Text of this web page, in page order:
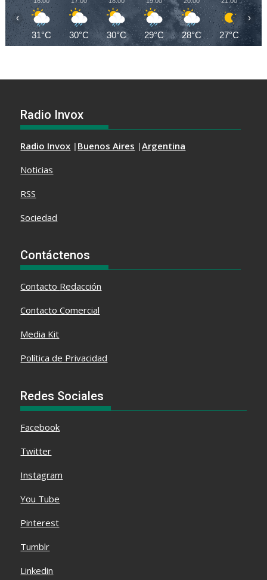
31°C 30°C 30°C 29°C 28°C 27°C
‹ ›
Radio Invox
Radio Invox | Buenos Aires |Argentina
Noticias
RSS
Sociedad
Contáctenos
Contacto Redacción
Contacto Comercial
Media Kit
Política de Privacidad
Redes Sociales
Facebook
Twitter
Instagram
You Tube
Pinterest
Tumblr
Linkedin